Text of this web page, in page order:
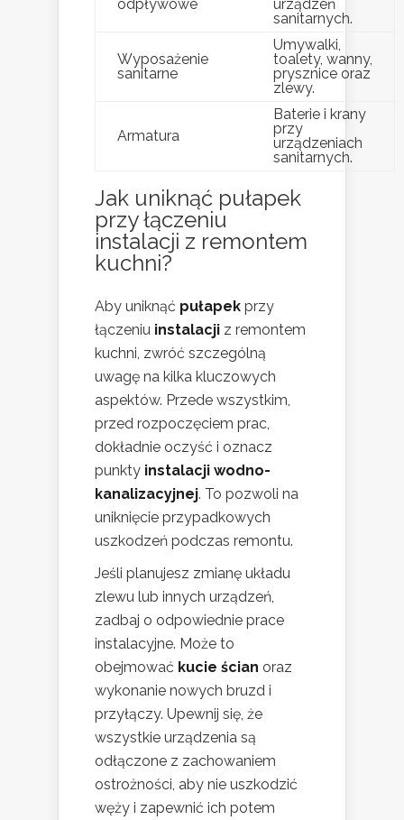
odpływowe
urządzeń
sanitarnych.
Wyposażenie
sanitarne
Umywalki,
toalety, wanny,
prysznice oraz
zlewy.
Armatura
Baterie i krany
przy
urządzeniach
sanitarnych.
Jak uniknąć pułapek
przy łączeniu
instalacji z remontem
kuchni?
Aby uniknąć pułapek przy
łączeniu instalacji z remontem
kuchni, zwróć szczególną
uwagę na kilka kluczowych
aspektów. Przede wszystkim,
przed rozpoczęciem prac,
dokładnie oczyść i oznacz
punkty instalacji wodno-
kanalizacyjnej. To pozwoli na
uniknięcie przypadkowych
uszkodzeń podczas remontu.
Jeśli planujesz zmianę układu
zlewu lub innych urządzeń,
zadbaj o odpowiednie prace
instalacyjne. Może to
obejmować kucie ścian oraz
wykonanie nowych bruzd i
przyłączy. Upewnij się, że
wszystkie urządzenia są
odłączone z zachowaniem
ostrożności, aby nie uszkodzić
węży i zapewnić ich potem